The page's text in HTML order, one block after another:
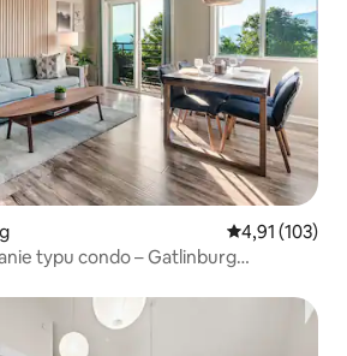
Średnia
4,91 (103)
typu condo – Gatlinburg